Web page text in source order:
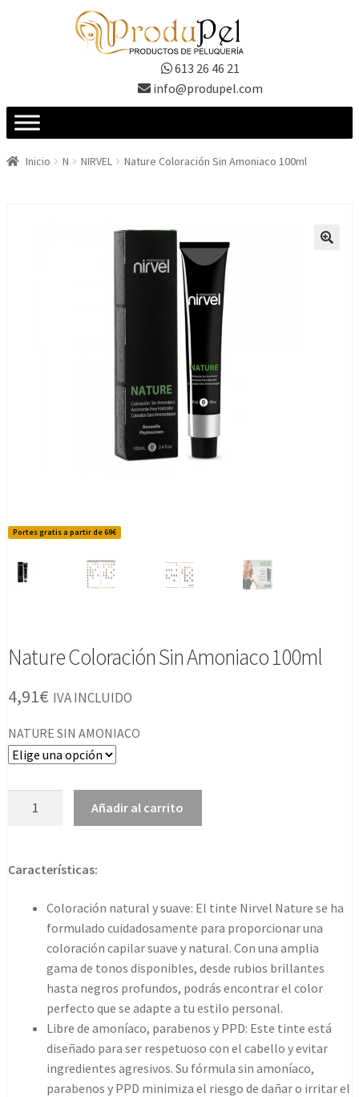
613 26 46 21
info@produpel.com
Inicio N NIRVEL Nature Coloración Sin Amoniaco 100ml
Portes gratis a partir de 69€
Nature Coloración Sin Amoniaco 100ml
4,91€ IVA INCLUIDO
NATURE SIN AMONIACO
100ml
Añadir al carrito
Características:
Coloración natural y suave: El tinte Nirvel Nature se ha
formulado cuidadosamente para proporcionar una
coloración capilar suave y natural. Con una amplia
gama de tonos disponibles, desde rubios brillantes
hasta negros profundos, podrás encontrar el color
perfecto que se adapte a tu estilo personal.
Libre de amoníaco, parabenos y PPD: Este tinte está
diseñado para ser respetuoso con el cabello y evitar
ingredientes agresivos. Su fórmula sin amoníaco,
parabenos y PPD minimiza el riesgo de dañar o irritar el